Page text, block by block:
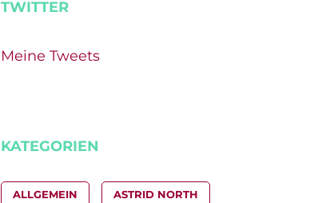
TWITTER
Meine Tweets
KATEGORIEN
ALLGEMEIN ASTRID NORTH